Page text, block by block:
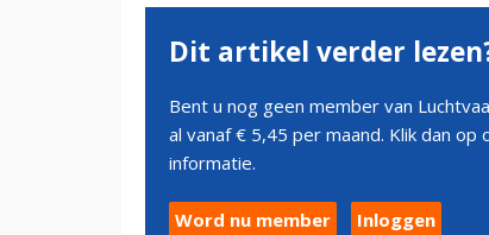
Dit artikel verder
Bent u nog geen member van
al vanaf € 5,45 per maand. Klik dan
informatie.
Word nu member Inloggen